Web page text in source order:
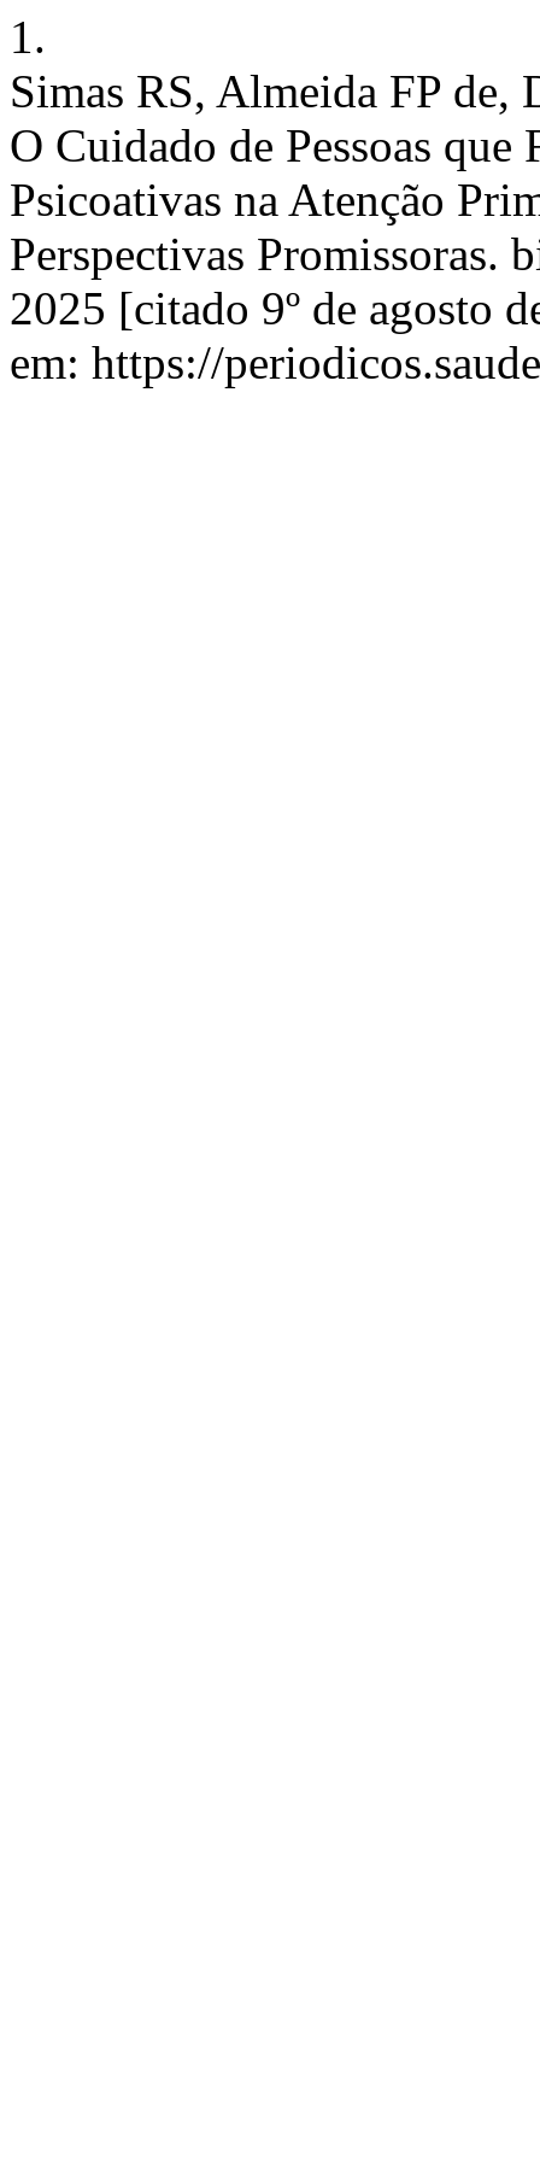
1.
Simas RS, Almeida FP de,
O Cuidado de Pessoas que
Psicoativas na Atenção
Perspectivas Promissoras.
2025 [citado 9º de agosto
em: https://